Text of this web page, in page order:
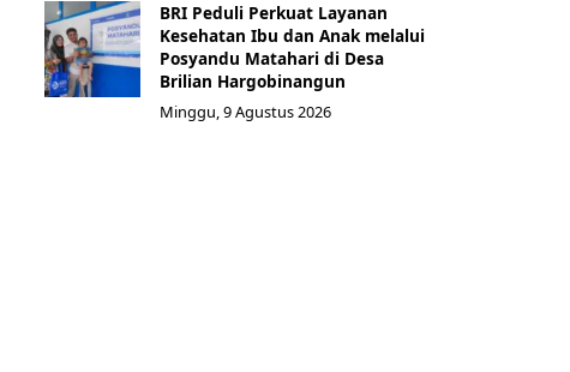
BRI Peduli Perkuat Layanan
Kesehatan Ibu dan Anak melalui
Posyandu Matahari di Desa
Brilian Hargobinangun
Minggu, 9 Agustus 2026